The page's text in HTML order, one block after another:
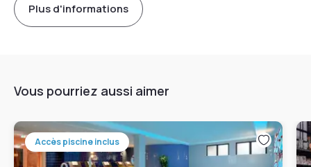
Plus d'informations
Vous pourriez aussi aimer
Accès piscine inclus